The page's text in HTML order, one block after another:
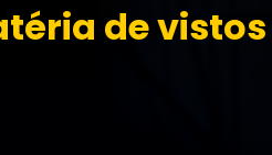
de vistos